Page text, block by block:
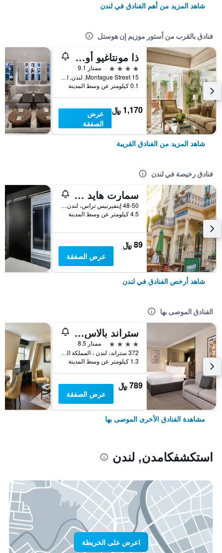
شاهد المزيد من أهم الفنادق في لندن
فنادق بالقرب من أستور موزيم إن هوستل
ذا مونتاغيو أون ذا غاردنز
4 نجوم
ممتاز 9.1
15 Montague Street, لندن, المملكة المتحدة
0.1 كيلومتر عن وسط المدينة
1,170 ﷼
عرض
الصفقة
شاهد المزيد من الفنادق القريبة
فنادق رخيصة في لندن
سمارت هايد بارك إن هوستل
48-50 إينفيرنيس تراس، لندن ، المملكة المتحدة, لندن, المملكة المتحدة
4.5 كيلومتر عن وسط المدينة
89 ﷼
عرض الصفقة
شاهد أرخص الفنادق في لندن
الفنادق الموصى بها
ستراند بالاس هوتل
4 نجوم
ممتاز 8.5
372 ستراند، لندن ، المملكة المتحدة, لندن, المملكة المتحدة
1.3 كيلومتر عن وسط المدينة
789 ﷼
عرض الصفقة
مشاهدة الفنادق الأخرى الموصى بها
استكشفكامدن, لندن
اعرض على الخريطة